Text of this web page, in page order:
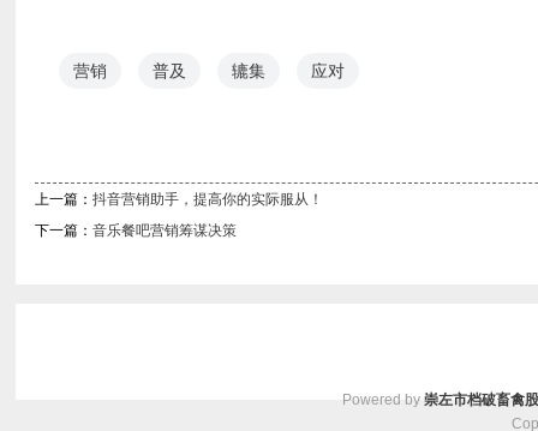
营销 普及 辘集 应对
上一篇： 抖音营销助手，提高你的实际服从！
下一篇： 音乐餐吧营销筹谋决策
Powered by 崇左市档破畜禽